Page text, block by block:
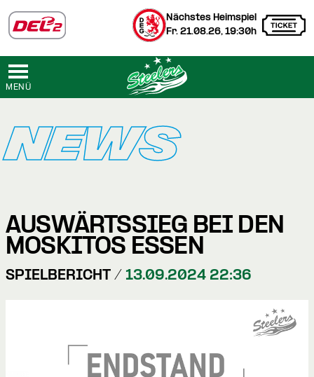
Nächstes Heimspiel
Fr. 21.08.26, 19:30h
MENÜ
NEWS
AUSWÄRTSSIEG BEI DEN
MOSKITOS ESSEN
SPIELBERICHT / 13.09.2024 22:36